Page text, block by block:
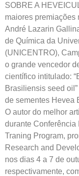
SOBRE A
maiores premiações
André Lazarin
de Química da
(UNICENTRO),
o grande vencedor
científico intitulado:
Brasiliensis seed
de sementes Hevea
O autor do melhor
durante
Traning Program,
Research and
nos dias 4 a 7 de
respectivamente,